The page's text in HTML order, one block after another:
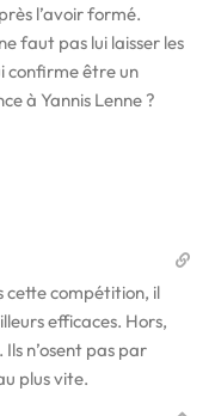
l’avoir formé.
faut pas lui laisser les
confirme être un
à Yannis Lenne ?
cette compétition, il
efficaces. Hors,
n’osent pas par
plus vite.